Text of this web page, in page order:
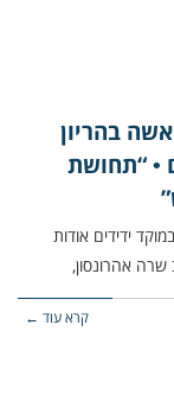
בהריון
• “תחושת
קריאה במוקד ידידים אודות
אהרונסון,
קרא עוד ←